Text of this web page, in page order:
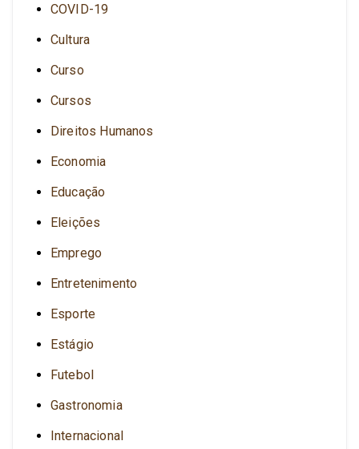
COVID-19
Cultura
Curso
Cursos
Direitos Humanos
Economia
Educação
Eleições
Emprego
Entretenimento
Esporte
Estágio
Futebol
Gastronomia
Internacional